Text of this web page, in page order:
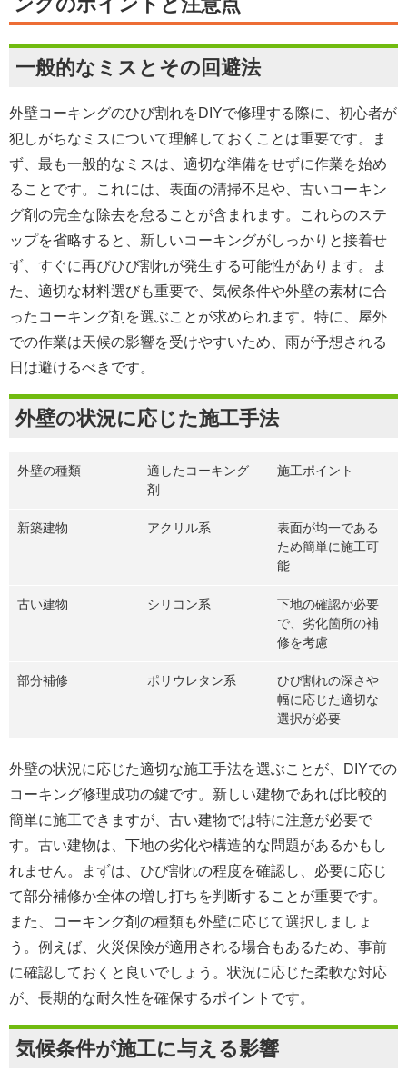
一般的なミスとその回避法
外壁コーキングのひび割れをDIYで修理する際に、初心者が
犯しがちなミスについて理解しておくことは重要です。ま
ず、最も一般的なミスは、適切な準備をせずに作業を始め
ることです。これには、表面の清掃不足や、古いコーキン
グ剤の完全な除去を怠ることが含まれます。これらのステ
ップを省略すると、新しいコーキングがしっかりと接着せ
ず、すぐに再びひび割れが発生する可能性があります。ま
た、適切な材料選びも重要で、気候条件や外壁の素材に合
ったコーキング剤を選ぶことが求められます。特に、屋外
での作業は天候の影響を受けやすいため、雨が予想される
日は避けるべきです。
外壁の状況に応じた施工手法
外壁の種類
適したコーキング
剤
施工ポイント
新築建物 アクリル系
表面が均一である
ため簡単に施工可
能
古い建物 シリコン系
下地の確認が必要
で、劣化箇所の補
修を考慮
部分補修 ポリウレタン系
ひび割れの深さや
幅に応じた適切な
選択が必要
外壁の状況に応じた適切な施工手法を選ぶことが、DIYでの
コーキング修理成功の鍵です。新しい建物であれば比較的
簡単に施工できますが、古い建物では特に注意が必要で
す。古い建物は、下地の劣化や構造的な問題があるかもし
れません。まずは、ひび割れの程度を確認し、必要に応じ
て部分補修か全体の増し打ちを判断することが重要です。
また、コーキング剤の種類も外壁に応じて選択しましょ
う。例えば、火災保険が適用される場合もあるため、事前
に確認しておくと良いでしょう。状況に応じた柔軟な対応
が、長期的な耐久性を確保するポイントです。
気候条件が施工に与える影響